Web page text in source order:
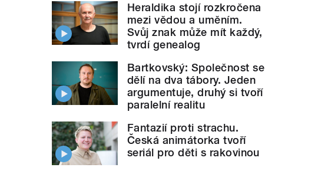
Heraldika stojí rozkročena
mezi vědou a uměním.
Svůj znak může mít každý,
tvrdí genealog
Bartkovský: Společnost se
dělí na dva tábory. Jeden
argumentuje, druhý si tvoří
paralelní realitu
Fantazií proti strachu.
Česká animátorka tvoří
seriál pro děti s rakovinou